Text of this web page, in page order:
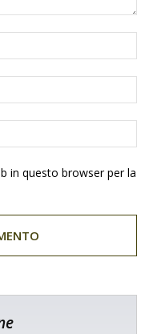
in questo browser per la